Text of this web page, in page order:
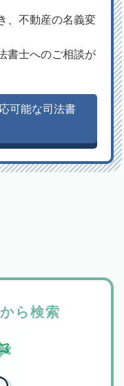
、不動産の名義変
書士へのご相談が
可能な司法書
ら検索